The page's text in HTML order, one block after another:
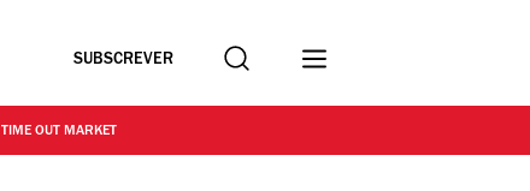
SUBSCREVER Procurar
TIME OUT MARKET